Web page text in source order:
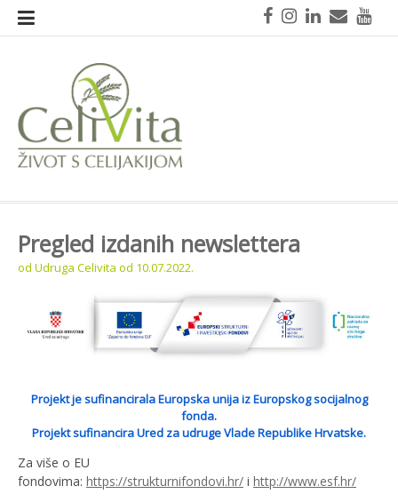
Skoči
FacebookInstagram
LinkedIn
Mail
Pregled izdanih newslettera
od Udruga Celivita od 10.07.2022.
Projekt je sufinancirala Europska unija iz Europskog socijalnog
fonda.
Projekt sufinancira Ured za udruge Vlade Republike Hrvatske.
Za više o EU
fondovima: https://strukturnifondovi.hr/ i http://www.esf.hr/